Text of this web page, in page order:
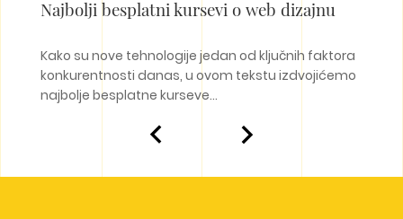
Najbolji besplatni kursevi o web dizajnu
Kako su nove tehnologije jedan od ključnih faktora
konkurentnosti danas, u ovom tekstu izdvojićemo
najbolje besplatne kurseve...